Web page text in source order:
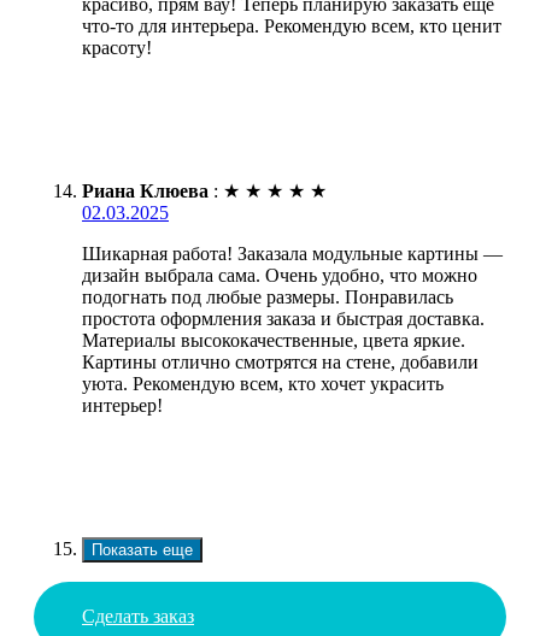
что-то для интерьера. Рекомендую всем, кто ценит
красоту!
Риана Клюева : ★ ★ ★ ★ ★
02.03.2025
Шикарная работа! Заказала модульные картины —
дизайн выбрала сама. Очень удобно, что можно
подогнать под любые размеры. Понравилась
простота оформления заказа и быстрая доставка.
Материалы высококачественные, цвета яркие.
Картины отлично смотрятся на стене, добавили
уюта. Рекомендую всем, кто хочет украсить
интерьер!
Показать еще
Сделать заказ